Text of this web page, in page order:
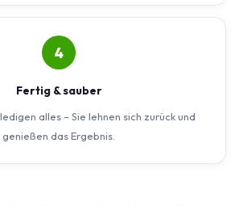
4
Fertig & sauber
alles – Sie lehnen sich zurück und
genießen das Ergebnis.